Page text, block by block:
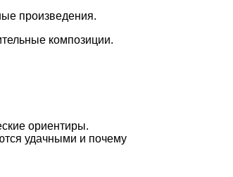
произведения.
композиции.
ориентиры.
удачными и почему